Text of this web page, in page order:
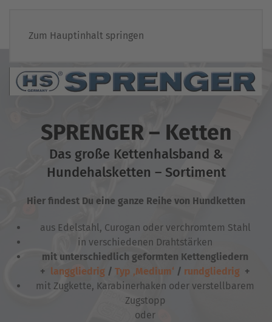
Zum Hauptinhalt springen
SPRENGER – Ketten
Das große Kettenhalsband &
Hundehalsketten – Sortiment
Hier findest Du eine ganze Reihe von Hundketten
aus Edelstahl, Curogan oder verchromtem Stahl
in verschiedenen Drahtstärken
mit unterschiedlich geformten Kettengliedern
+ langgliedrig / Typ ‚Medium‘ / rundgliedrig +
mit Zugkette, Karabinerhaken oder verstellbarem
Zugstopp
oder